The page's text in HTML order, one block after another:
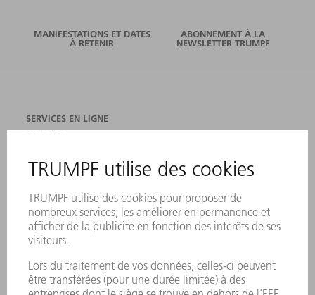
MANIFESTATIONS ET DATES
À RETENIR
ABONNEMENT À LA
NEWSLETTER TRUMPF
SERVICES EN LIGNE
CONTACT
MANIFESTATIONS ET DATES À RETENIR
INSCRIPTION À LA NEWSLETTER
PRODUITS
MACHINES & SYSTÈMES
LASER
ELECTRONIQUE DE PUISSANCE
OUTILS ÉLECTRIQUES
SMART FACTORY
LOGICIEL